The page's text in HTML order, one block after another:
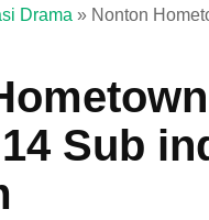
Drama » Nonton
Sub